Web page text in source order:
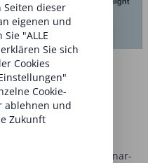
–
diese Webinar-
dieser
eigenen und
"ALLE
Sie sich
Cookies
Cookie-
ablehnen und
Zukunft